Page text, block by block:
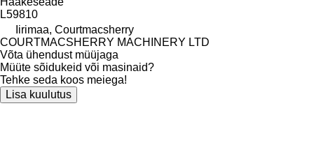
L59810
Iirimaa, Courtmacsherry
COURTMACSHERRY MACHINERY LTD
Võta ühendust müüjaga
Müüte sõidukeid või masinaid?
Tehke seda koos meiega!
Lisa kuulutus